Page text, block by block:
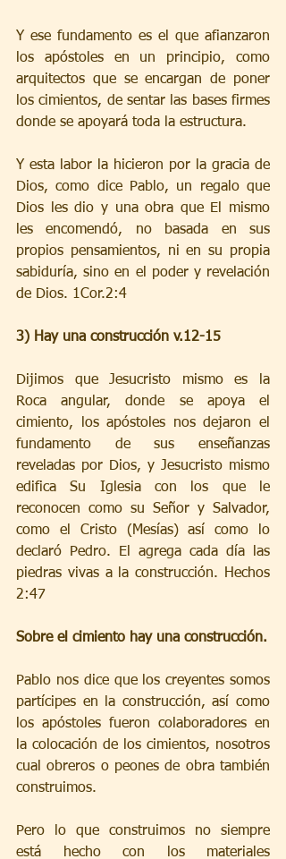
Y ese fundamento es el que afianzaron
los apóstoles en un principio, como
arquitectos que se encargan de poner
los cimientos, de sentar las bases firmes
donde se apoyará toda la estructura.
Y esta labor la hicieron por la gracia de
Dios, como dice Pablo, un regalo que
Dios les dio y una obra que El mismo
les encomendó, no basada en sus
propios pensamientos, ni en su propia
sabiduría, sino en el poder y revelación
de Dios. 1Cor.2:4
3) Hay una construcción v.12-15
Dijimos que Jesucristo mismo es la
Roca angular, donde se apoya el
cimiento, los apóstoles nos dejaron el
fundamento de sus enseñanzas
reveladas por Dios, y Jesucristo mismo
edifica Su Iglesia con los que le
reconocen como su Señor y Salvador,
como el Cristo (Mesías) así como lo
declaró Pedro. El agrega cada día las
piedras vivas a la construcción. Hechos
2:47
Sobre el cimiento hay una construcción.
Pablo nos dice que los creyentes somos
partícipes en la construcción, así como
los apóstoles fueron colaboradores en
la colocación de los cimientos, nosotros
cual obreros o peones de obra también
construimos.
Pero lo que construimos no siempre
está hecho con los materiales